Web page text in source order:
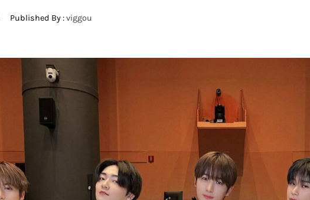
Published By :viggou